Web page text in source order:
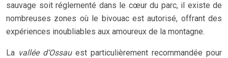
sauvage soit réglementé dans le cœur du parc, il existe de
nombreuses zones où le bivouac est autorisé, offrant des
expériences inoubliables aux amoureux de la montagne.
La vallée d’Ossau est particulièrement recommandée pour